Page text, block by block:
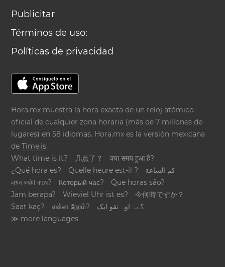
Publicitar
Términos de uso:
Políticas de privacidad
Hora.mx muestra la hora exacta de un reloj atómico
oficial de cualquier zona horaria (más de 7 millones de
lugares) en 58 idiomas. Hora.mx es la versión mexicana
deTime.is.
What time is it?
几点了？
क्या समय हुआ है?
¿Qué hora es?
Quelle heure est-il ?
كم الساعة
এখন কয়টা বাজে?
Который час?
Que horas são?
Jam berapa?
Wieviel Uhr ist es?
今何時ですか？
Saat kaç?
என்ன நேரம்?
؟ےہ اوہ تقو ایک
≫ more languages